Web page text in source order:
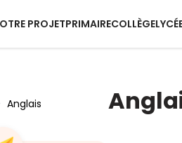
PROJETPRIMAIRECOLLÈGE
Anglais